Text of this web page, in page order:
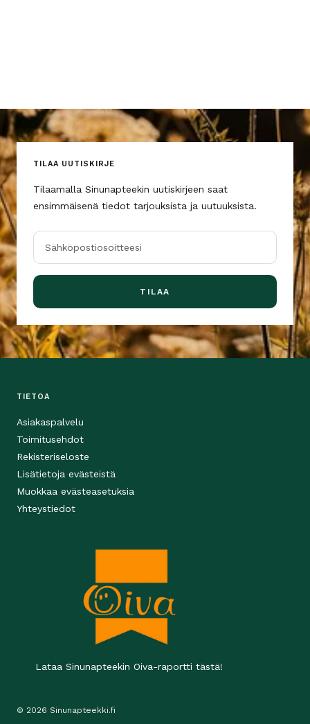
TILAA UUTISKIRJE
Tilaamalla Sinunapteekin uutiskirjeen saat
ensimmäisenä tiedot tarjouksista ja uutuuksista.
Sähköpostiosoitteesi
TILAA
TIETOA
Asiakaspalvelu
Toimitusehdot
Rekisteriseloste
Lisätietoja evästeistä
Muokkaa evästeasetuksia
Yhteystiedot
Lataa Sinunapteekin Oiva-raportti tästä!
© 2026 Sinunapteekki.fi